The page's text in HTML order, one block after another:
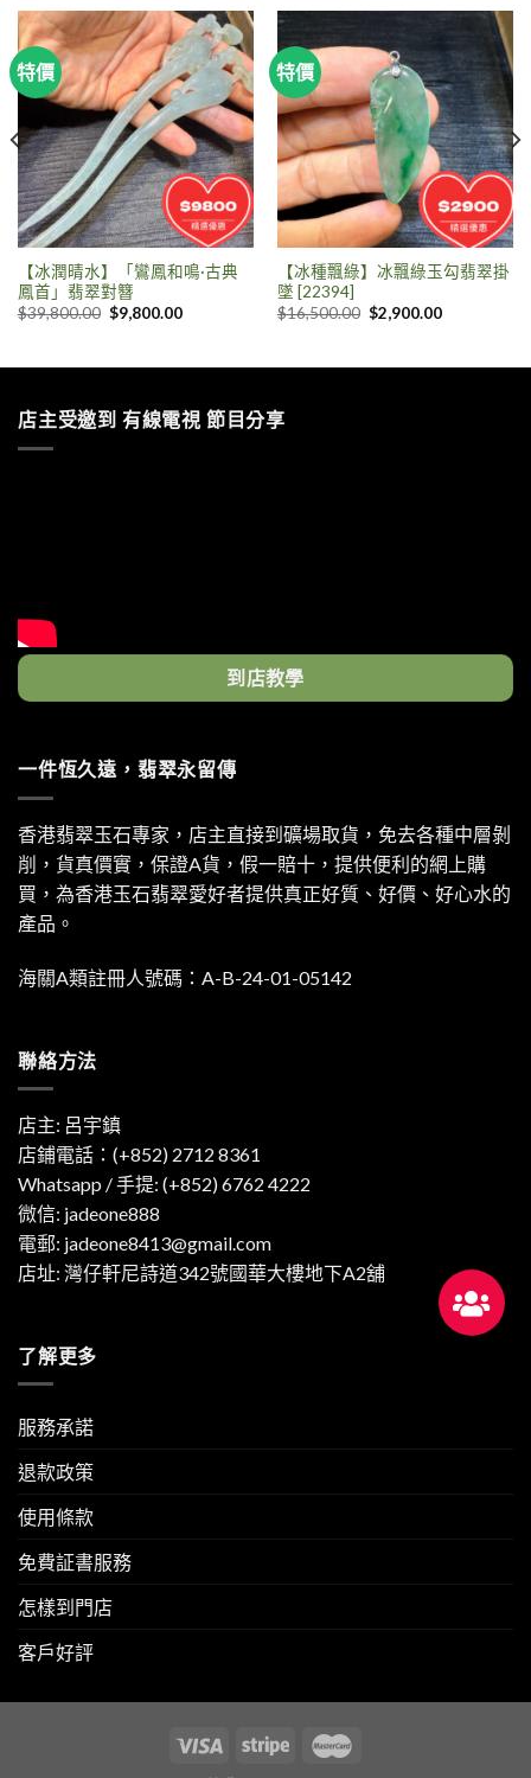
特價
【冰潤晴水】「鸞鳳和鳴·古典
鳳首」翡翠對簪
$39,800.00 $9,800.00
特價
【冰種飄綠】冰飄綠玉勾翡翠掛
墜 [22394]
$16,500.00 $2,900.00
店主受邀到 有線電視 節目分享
到店教學
一件恆久遠，翡翠永留傳
香港翡翠玉石專家，店主直接到礦場取貨，免去各種中層剝
削，貨真價實，保證A貨，假一賠十，提供便利的網上購
買，為香港玉石翡翠愛好者提供真正好質、好價、好心水的
產品。
海關A類註冊人號碼：A-B-24-01-05142
聯絡方法
店主: 呂宇鎮
店鋪電話：(+852) 2712 8361
Whatsapp / 手提: (+852) 6762 4222
微信: jadeone888
電郵: jadeone8413@gmail.com
店址: 灣仔軒尼詩道342號國華大樓地下A2舖
了解更多
服務承諾
退款政策
使用條款
免費証書服務
怎樣到門店
客戶好評